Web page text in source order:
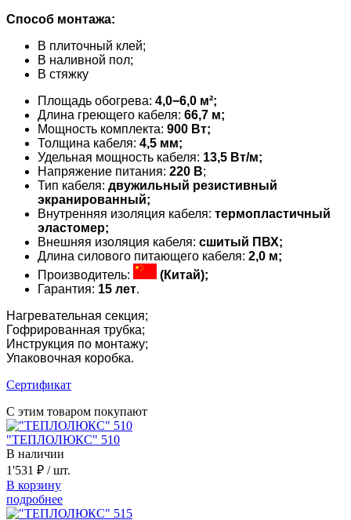
Способ монтажа:
В плиточный клей;
В наливной пол;
В стяжку
Площадь обогрева: 4,0−6,0 м²;
Длина греющего кабеля: 66,7 м;
Мощность комплекта: 900 Вт;
Толщина кабеля: 4,5 мм;
Удельная мощность кабеля: 13,5 Вт/м;
Напряжение питания: 220 В;
Тип кабеля: двужильный резистивный
экранированный;
Внутренняя изоляция кабеля: термопластичный
эластомер;
Внешняя изоляция кабеля: сшитый ПВХ;
Длина силового питающего кабеля: 2,0 м;
Производитель:
(Китай);
Гарантия: 15 лет.
Нагревательная секция;
Гофрированная трубка;
Инструкция по монтажу;
Упаковочная коробка.
Сертификат
С этим товаром покупают
"ТЕПЛОЛЮКС" 510
В наличии
1'531 ₽ / шт.
В корзину
подробнее